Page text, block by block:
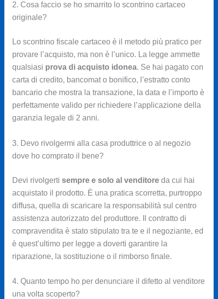
2. Cosa faccio se ho smarrito lo scontrino cartaceo
originale?
Lo scontrino fiscale cartaceo è il metodo più pratico per
provare l’acquisto, ma non è l’unico. La legge ammette
qualsiasi prova di acquisto idonea. Se hai pagato con
carta di credito, bancomat o bonifico, l’estratto conto
bancario che mostra la transazione, la data e l’importo è
perfettamente valido per richiedere l’applicazione della
garanzia legale di 2 anni.
3. Devo rivolgermi alla casa produttrice o al negozio
dove ho comprato il bene?
Devi rivolgerti sempre e solo al venditoreda cui hai
acquistato il prodotto. È una pratica scorretta, purtroppo
diffusa, quella di scaricare la responsabilità sul centro
assistenza autorizzato del produttore. Il contratto di
compravendita è stato stipulato tra te e il negoziante, ed
è quest’ultimo per legge a doverti garantire la
riparazione, la sostituzione o il rimborso finale.
4. Quanto tempo ho per denunciare il difetto al venditore
una volta scoperto?